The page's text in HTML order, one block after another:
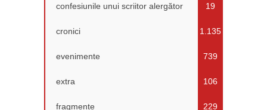
confesiunile unui scriitor alergător 19
cronici 1.135
evenimente 739
extra 106
fragmente 229